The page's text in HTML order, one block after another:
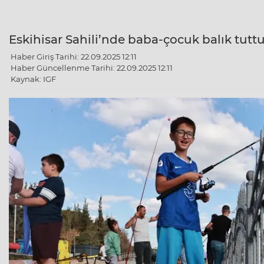
Eskihisar Sahili’nde baba-çocuk balık
Haber Giriş Tarihi: 22.09.2025 12:11
Haber Güncellenme Tarihi: 22.09.2025 12:11
Kaynak: IGF